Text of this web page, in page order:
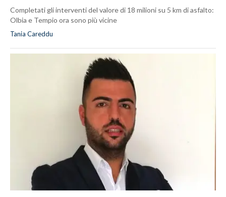
Completati gli interventi del valore di 18 milioni su 5 km di asfalto:
Olbia e Tempio ora sono più vicine
Tania Careddu